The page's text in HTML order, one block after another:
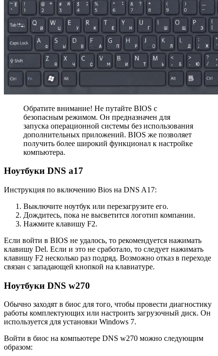
Обратите внимание! Не путайте BIOS с
безопасным режимом. Он предназначен для
запуска операционной системы без использования
дополнительных приложений. BIOS же позволяет
получить более широкий функционал к настройке
компьютера.
Ноутбуки DNS a17
Инструкция по включению Bios на DNS A17:
Выключите ноутбук или перезагрузите его.
Дождитесь, пока не высветится логотип компании.
Нажмите клавишу F2.
Если войти в BIOS не удалось, то рекомендуется нажимать
клавишу Del. Если и это не сработало, то следует нажимать
клавишу F2 несколько раз подряд. Возможно отказ в переходе
связан с западающей кнопкой на клавиатуре.
Ноутбуки DNS w270
Обычно заходят в биос для того, чтобы провести диагностику
работы комплектующих или настроить загрузочный диск. Он
используется для установки Windows 7.
Войти в биос на компьютере DNS w270 можно следующим
образом: